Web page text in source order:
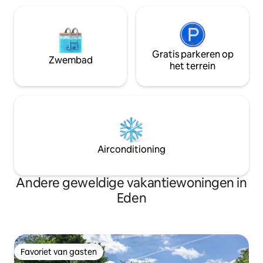
Zwembad
Gratis parkeren op
het terrein
Airconditioning
Andere geweldige vakantiewoningen in
Eden
Favoriet van gasten
Favoriet van gasten